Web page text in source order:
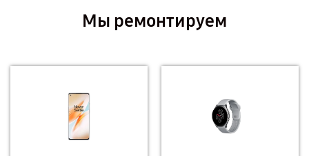
Мы ремонтируем